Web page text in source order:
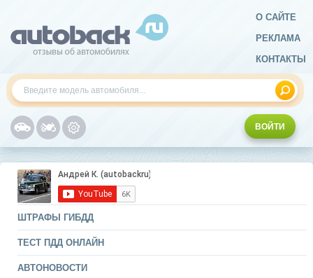
О САЙТЕ
РЕКЛАМА
КОНТАКТЫ
ВОЙТИ
ШТРАФЫ ГИБДД
ТЕСТ ПДД ОНЛАЙН
АВТОНОВОСТИ